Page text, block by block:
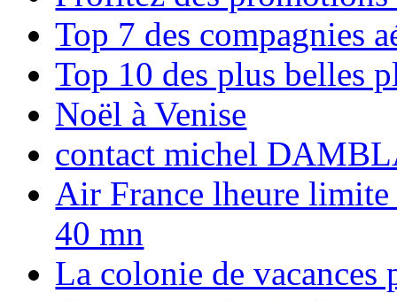
Top 7 des compagnies
Top 10 des plus belles
Noël à Venise
contact michel
Air France lheure limite
40 mn
La colonie de vacances